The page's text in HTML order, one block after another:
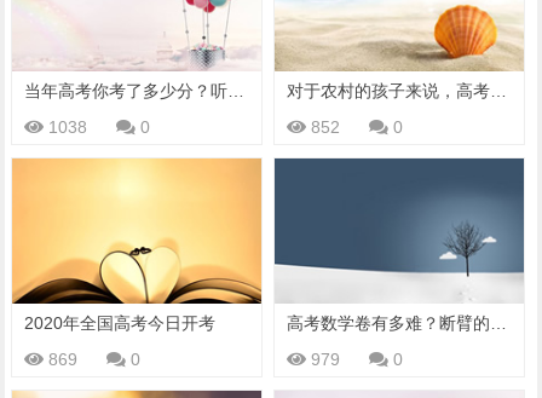
1038
0
852
0
2020年全国高考今日开考
869
0
979
0